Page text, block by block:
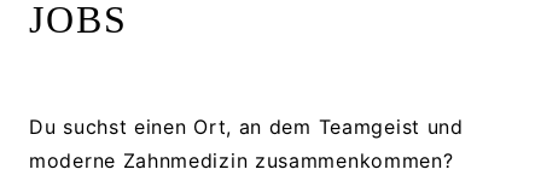
JOBS
Du suchst einen Ort, an dem Teamgeist und
moderne Zahnmedizin zusammenkommen?